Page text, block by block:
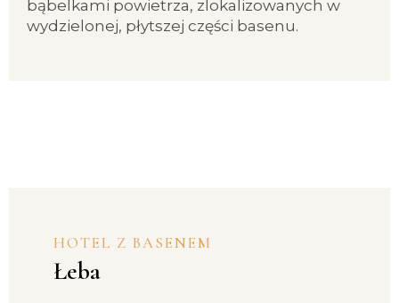
bąbelkami powietrza, zlokalizowanych w
wydzielonej, płytszej części basenu.
HOTEL Z BASENEM
Łeba